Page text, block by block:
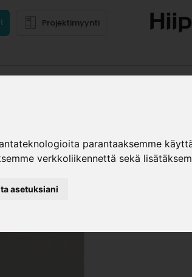
parantaaksemme
verkkoliikennettä sekä
asetuksiani
Projektimyynti